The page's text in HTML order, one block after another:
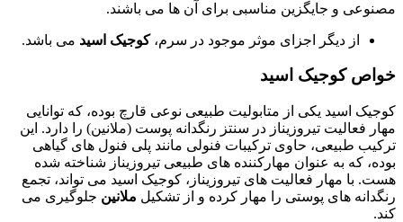
مصنوعی و جایگزین مناسبی برای آن ها می باشند.
از دیگر اجزای موثر موجود در سرم،کوجیک اسید می باشد.
خواص کوجیک اسید
کوجیک اسید یکی از متابولیت طبیعی نوعی قارچ بوده، که توانایی
مهار فعالیت تیروزیناز در سنتز رنگدانه پوست (ملانین) را دارد. این
ترکیب طبیعی، حاوی ترکیبات فنولی مانند پلی فنول های گیاهی
بوده، که به عنوان مهارکننده های طبیعی تیروزیناز شناخته شده
هست. با مهار فعالیت های تیروزیناز، کوجیک اسید می تواند، تجمع
رنگدانه های پوستی را مهار کرده و از تشکیل ملانین جلوگیری می
کند.